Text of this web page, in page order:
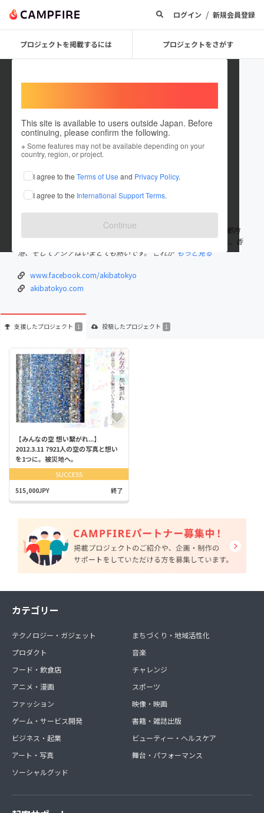
ログイン / 新規会員登録
プロジェクトを掲載するには プロジェクトをさがす
This site is available to users outside Japan. Before
continuing, please confirm the following.
※ Some features may not be available depending on your
country, region, or project.
I agree to the Terms of Use and Privacy Policy.
I agree to the International Support Terms.
Continue
AkibaTokyo Project
これまでに1回支援して1件のプロジェクトを投稿しています
在住国：日本 現在地：東京都
出身国：日本 出身地：秋田県
こんにちは！ アニソンDJパーティのオーガナイズをしています。 都内
を中心に展開していましたが、気づいたら、香港でもやってました。香
港、そしてアジアはいまとても熱いです。 これか もっと見る
www.facebook.com/akibatokyo
akibatokyo.com
支援したプロジェクト 1 投稿したプロジェクト 1
【みんなの空 想い繋がれ...】
2012.3.11 7921人の空の写真と想い
を1つに。被災地へ。
SUCCESS
515,000JPY 終了
カテゴリー
テクノロジー・ガジェット
プロダクト
フード・飲食店
アニメ・漫画
ファッション
ゲーム・サービス開発
ビジネス・起業
アート・写真
ソーシャルグッド
まちづくり・地域活性化
音楽
チャレンジ
スポーツ
映像・映画
書籍・雑誌出版
ビューティー・ヘルスケア
舞台・パフォーマンス